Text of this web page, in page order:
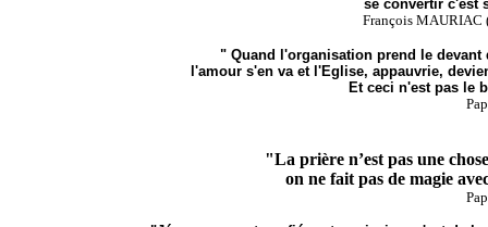
se convertir c'est
François MAURIAC
" Quand l'organisation prend le devant
l'amour s'en va et l'Eglise, appauvrie,
Et ceci n'est pas le
"La prière n’est pas une
on ne fait pas de magie